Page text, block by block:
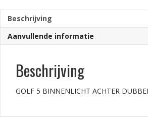
Beschrijving
Aanvullende informatie
Beschrijving
GOLF 5 BINNENLICHT ACHTER